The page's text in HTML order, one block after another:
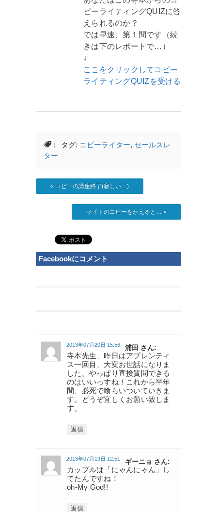
ピーライティングQUIZに答
えられるのか？
では早速、第１問です（続
きは下のレポートで…）
↓
ここをクリックしてコピー
ライティングQUIZを受ける
: タグ: コピーライター, セールスレ
ター
« コピーの講座終了(寂しい…)
サイトのコピーをかえると… »
Facebookにコメント
浦田 さん:
2013年07月20日 15:56
寺本先生、昨日はアプレンティ
ス一回目、大変お世話になりま
した。やっぱり直接質問できる
のはいいっすね！これから半年
間、必死で喰らいついていきま
す。どうぞ宜しくお願い致しま
す。
返信
ギーニョ さん:
2013年07月19日 12:51
カップルは「にゃんにゃん」し
てたんですね！
oh-My God!!
返信